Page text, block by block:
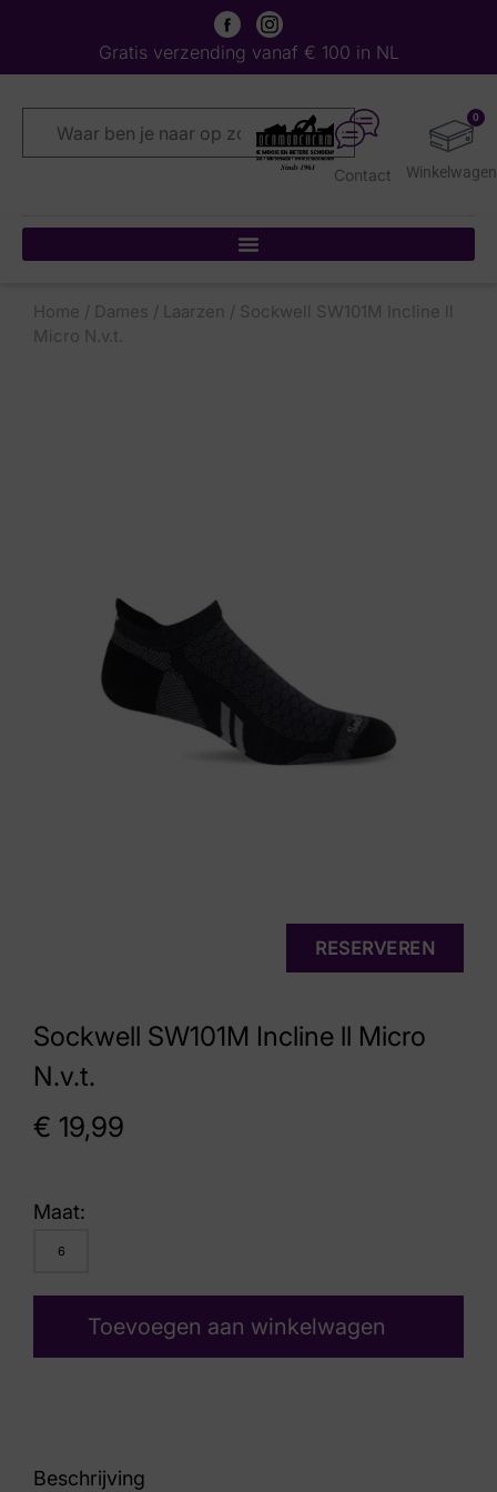
Gratis verzending vanaf € 100 in NL
0
Contact
Home / Dames / Laarzen / Sockwell SW101M Incline ll
Micro N.v.t.
Sockwell SW101M Incline ll Micro
N.v.t.
€ 19,99
RESERVEREN
Maat:
6
Toevoegen aan winkelwagen
Beschrijving